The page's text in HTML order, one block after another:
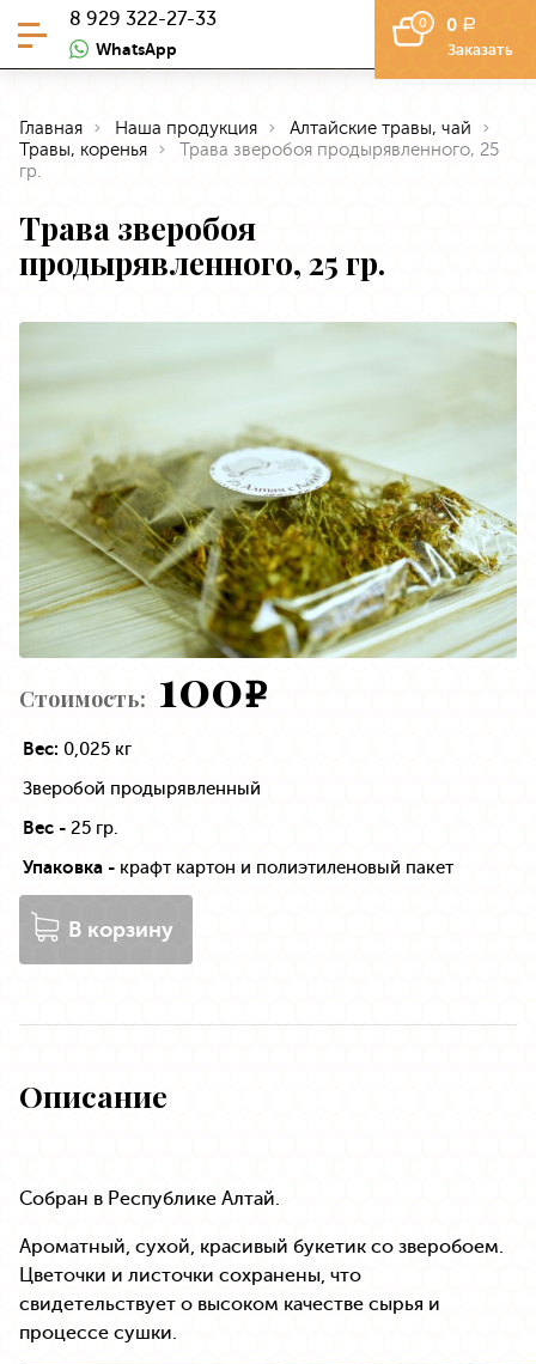
8 929 322-27-33
WhatsApp
0 0 a
Заказать
Главная Наша продукция
Алтайские травы, чай
Травы, коренья
Трава зверобоя продырявленного, 25
гр.
Трава зверобоя
продырявленного, 25 гр.
Стоимость: 100e
Вес: 0,025 кг
Зверобой продырявленный
Вес - 25 гр.
Упаковка - крафт картон и полиэтиленовый пакет
В корзину
Описание
Собран в Республике Алтай.
Ароматный, сухой, красивый букетик со зверобоем.
Цветочки и листочки сохранены, что
свидетельствует о высоком качестве сырья и
процессе сушки.